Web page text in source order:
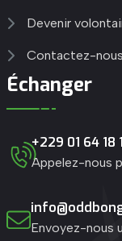
Devenir
Contactez-nous
Échanger
+229 01 64 18
Appelez-nous
Envoyez-nous